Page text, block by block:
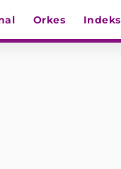
Orkes Indeks